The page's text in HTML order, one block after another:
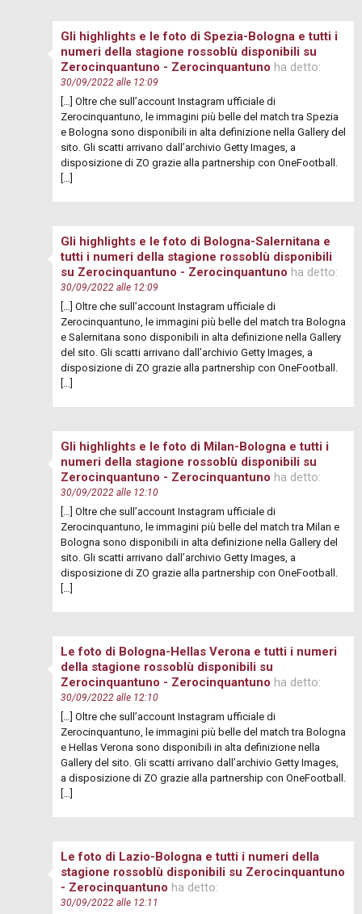
Gli highlights e le foto di Spezia-Bologna e tutti i
numeri della stagione rossoblù disponibili su
Zerocinquantuno - Zerocinquantuno ha detto:
30/09/2022 alle 12:09
[…] Oltre che sull’account Instagram ufficiale di
Zerocinquantuno, le immagini più belle del match tra Spezia
e Bologna sono disponibili in alta definizione nella Gallery del
sito. Gli scatti arrivano dall’archivio Getty Images, a
disposizione di ZO grazie alla partnership con OneFootball.
Gli highlights e le foto di Bologna-Salernitana e
tutti i numeri della stagione rossoblù disponibili
su Zerocinquantuno - Zerocinquantuno ha detto:
30/09/2022 alle 12:09
[…] Oltre che sull’account Instagram ufficiale di
Zerocinquantuno, le immagini più belle del match tra Bologna
e Salernitana sono disponibili in alta definizione nella Gallery
del sito. Gli scatti arrivano dall’archivio Getty Images, a
disposizione di ZO grazie alla partnership con OneFootball.
Gli highlights e le foto di Milan-Bologna e tutti i
numeri della stagione rossoblù disponibili su
Zerocinquantuno - Zerocinquantuno ha detto:
30/09/2022 alle 12:10
[…] Oltre che sull’account Instagram ufficiale di
Zerocinquantuno, le immagini più belle del match tra Milan e
Bologna sono disponibili in alta definizione nella Gallery del
sito. Gli scatti arrivano dall’archivio Getty Images, a
disposizione di ZO grazie alla partnership con OneFootball.
Le foto di Bologna-Hellas Verona e tutti i numeri
della stagione rossoblù disponibili su
Zerocinquantuno - Zerocinquantuno ha detto:
30/09/2022 alle 12:10
[…] Oltre che sull’account Instagram ufficiale di
Zerocinquantuno, le immagini più belle del match tra Bologna
e Hellas Verona sono disponibili in alta definizione nella
Gallery del sito. Gli scatti arrivano dall’archivio Getty Images,
a disposizione di ZO grazie alla partnership con OneFootball.
Le foto di Lazio-Bologna e tutti i numeri della
stagione rossoblù disponibili su Zerocinquantuno
- Zerocinquantuno ha detto:
30/09/2022 alle 12:11